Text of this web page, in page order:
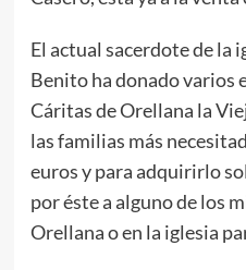
El actual sacerdote de la
Benito ha donado varios
Cáritas de Orellana la
las familias más
euros y para adquirirlo
por éste a alguno de los
Orellana o en la iglesia